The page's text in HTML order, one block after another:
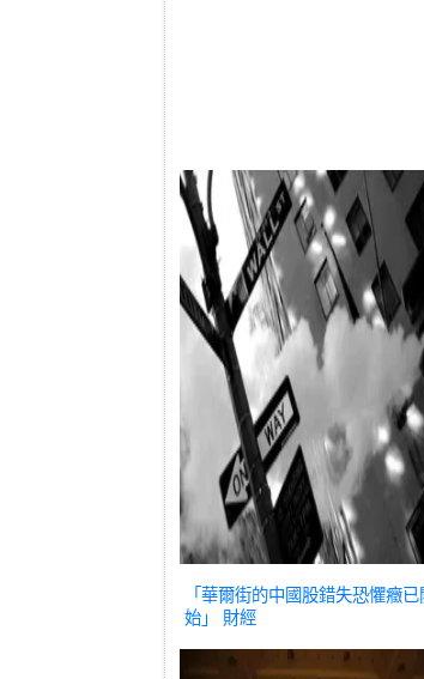
「華爾街的中國股錯失恐懼癥已
始」
財經